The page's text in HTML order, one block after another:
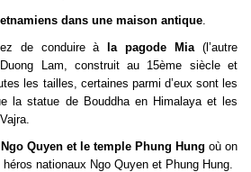
dans une maison antique
de conduire àla pagode Mia(l’autre
Lam, construit au 15ème siècle et
les tailles, certaines parmi d’eux sont les
la statue de Bouddha en Himalaya et les
Quyen et le temple Phung Hung où on
nationaux Ngo Quyen et Phung Hung.